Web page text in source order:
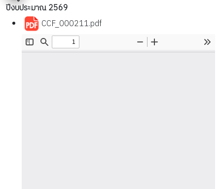
ปีงบประมาณ 2569
CCF_000211.pdf